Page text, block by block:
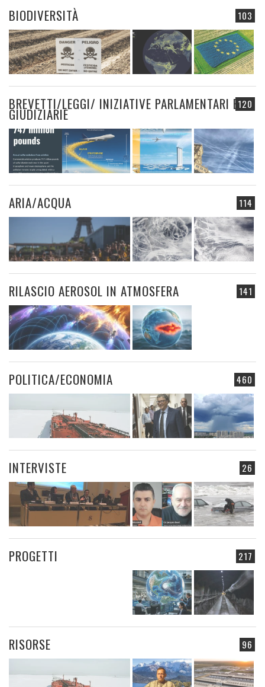
103
BIODIVERSITÀ
120
BREVETTI/LEGGI/ INIZIATIVE PARLAMENTARI E
GIUDIZIARIE
114
ARIA/ACQUA
141
RILASCIO AEROSOL IN ATMOSFERA
460
POLITICA/ECONOMIA
26
INTERVISTE
217
PROGETTI
96
RISORSE